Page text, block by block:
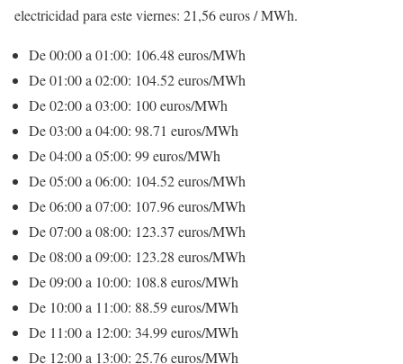
electricidad para este viernes: 21,56 euros / MWh.
De 00:00 a 01:00: 106.48 euros/MWh
De 01:00 a 02:00: 104.52 euros/MWh
De 02:00 a 03:00: 100 euros/MWh
De 03:00 a 04:00: 98.71 euros/MWh
De 04:00 a 05:00: 99 euros/MWh
De 05:00 a 06:00: 104.52 euros/MWh
De 06:00 a 07:00: 107.96 euros/MWh
De 07:00 a 08:00: 123.37 euros/MWh
De 08:00 a 09:00: 123.28 euros/MWh
De 09:00 a 10:00: 108.8 euros/MWh
De 10:00 a 11:00: 88.59 euros/MWh
De 11:00 a 12:00: 34.99 euros/MWh
De 12:00 a 13:00: 25.76 euros/MWh